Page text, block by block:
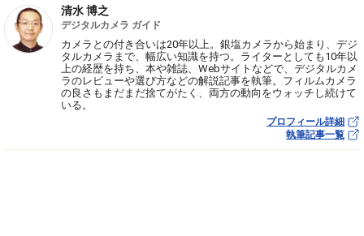
清水 博之
デジタルカメラ ガイド
カメラとの付き合いは20年以上。銀塩カメラから始まり、デジ
タルカメラまで、幅広い知識を持つ。ライターとしても10年以
上の経歴を持ち、本や雑誌、Webサイトなどで、デジタルカメ
ラのレビューや選び方などの解説記事を執筆。フィルムカメラ
の良さもまだまだ捨てがたく、両方の動向をウォッチし続けて
いる。
プロフィール詳細
執筆記事一覧